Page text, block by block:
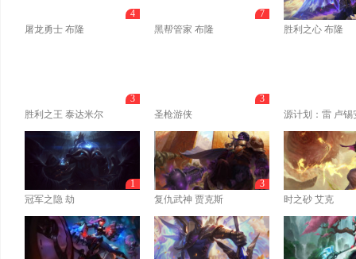
屠龙勇士 布隆
4
黑帮管家 布隆
7
胜利之心 布隆
胜利之王 泰达米尔
3
圣枪游侠
3
源计划：雷 卢锡
冠军之隐 劫
1
复仇武神 贾克斯
3
时之砂 艾克